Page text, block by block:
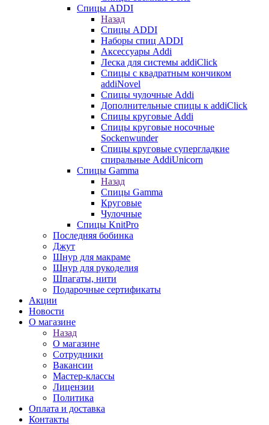
Спицы ADDI
Назад
Спицы ADDI
Наборы спиц ADDI
Аксессуары Addi
Леска для системы addiClick
Спицы с квадратным кончиком
addiNovel
Спицы чулочные Addi
Дополнительные спицы к addiClick
Спицы круговые Addi
Спицы круговые носочные
Sockenwunder
Спицы круговые супергладкие
спиральные AddiUnicorn
Спицы Gamma
Назад
Спицы Gamma
Круговые
Чулочные
Спицы KnitPro
Последняя бобинка
Джут
Шнур для макраме
Шнур для рукоделия
Шпагаты, нити
Подарочные сертификаты
Акции
Новости
О магазине
Назад
О магазине
Сотрудники
Вакансии
Мастер-классы
Лицензии
Политика
Оплата и доставка
Контакты